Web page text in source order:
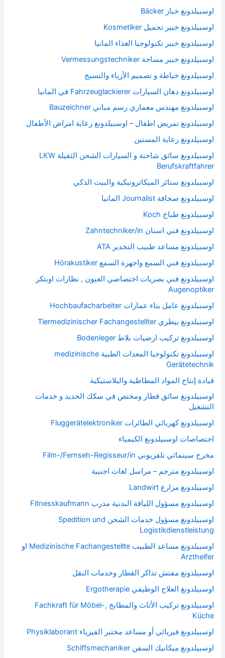
اوسبيلدونغ خباز Bäcker
اوسبيلدونغ خبير تجميل Kosmetiker
اوسبيلدونغ خبير تكنولوجيا الغذاء المانيا
اوسبيلدونغ خبير مساحة Vermessungstechniker
اوسبيلدونغ خياطة و تصميم الأزياء والنسيج
اوسبيلدونغ دهان السيارات Fahrzeuglackierer في المانيا
اوسبيلدونغ مهندس معماري رسم مباني Bauzeichner
اوسبيلدونغ تمريض اطفال – اوسبيلدونغ رعاية امراض الأطفال
اوسبيلدونغ رعاية المسنين
اوسبيلدونغ سائق شاحنة و السيارات الشحن الثقيلة LKW
Berufskraftfahrer
اوسبيلدونغ ستائر الميكاترونيكية والبيت الذكي
اوسبيلدونغ صحافة Journalist المانيا
اوسبيلدونغ طباخ Koch
اوسبيلدونغ فني اسنان Zahntechniker/in
اوسبيلدونغ مساعد طبيب التخدير ATA
اوسبيلدونغ فني السمع واجهزة السمع Hörakustiker
اوسبيلدونغ فني بصريات اختصاصي العيون , نظارات اوبتكر
Augenoptiker
اوسبيلدونغ عامل بناء عمارات Hochbaufacharbeiter
اوسبيلدونغ بيطري Tiermedizinischer Fachangestellter
اوسبيلدونغ تركيب ارضيات بلاط Bodenleger
اوسبيلدونغ تكنولوجيا المعدات الطبية medizinische
Gerätetechnik
قيادة إنتاج المواد المطاطية والبلاستيكية
اوسبيلدونغ سائق قطار ومختص في سكك الحديد و خدمات
التشغيل
اوسبيلدونغ كهربائي الطائرات Fluggerätelektroniker
اختصاصات اوسبيلدونغ الكيمياء
مخرج سينمائي تلفزيوني Film-/Fernseh-Regisseur/in
اوسبيلدونغ مترجم – مراسل لغات اجنبية
اوسبيلدونغ مزارع Landwirt
اوسبيلدونغ مسؤول اللياقة البدنية مدرب Fitnesskaufmann
اوسبيلدونغ مسؤول خدمات الشحن Spedition und
Logistikdienstleistung
اوسبيلدونغ مساعد الطبيب Medizinische Fachangestellte او
Arzthelfer
اوسبيلدونغ مفتش تذاكر القطار وخدمات النقل
اوسبيلدونغ العلاج الوظيفي Ergotherapie
اوسبيلدونغ تركيب الأثاث والمطابخ Fachkraft für Möbel-,
Küche
اوسبيلدونغ فيزيائي أو مساعد مختبر الفيزياء Physiklaborant
اوسبيلدونغ ميكانيك السفن Schiffsmechaniker